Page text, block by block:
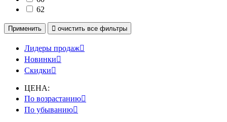
62
Применить  очистить все фильтры
Лидеры продаж
Новинки
Скидки
ЦЕНА:
По возрастанию
По убыванию